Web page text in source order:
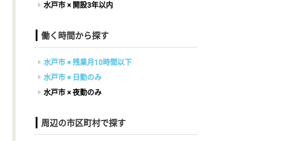
水戸市 × 開設3年以内
働く時間から探す
水戸市 × 残業月10時間以下
水戸市 × 日勤のみ
水戸市 × 夜勤のみ
周辺の市区町村で探す